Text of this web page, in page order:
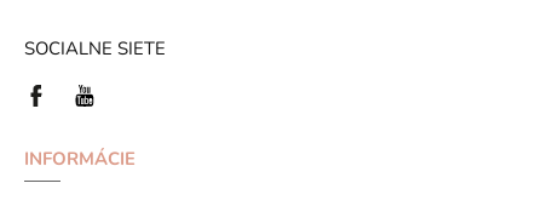
SOCIALNE SIETE
INFORMÁCIE